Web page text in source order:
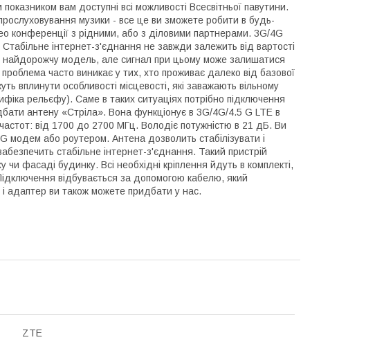
вам доступні всі можливості Всесвітньої павутини.
музики - все це ви зможете робити в будь-
конференції з рідними, або з діловими партнерами. 3G/4G
інтернет-з'єднання не завжди залежить від вартості
модель, але сигнал при цьому може залишатися
часто виникає у тих, хто проживає далеко від базової
вплинути особливості місцевості, які заважають вільному
рельєфу). Саме в таких ситуаціях потрібно підключення
антену «Стріла». Вона функціонує в 3G/4G/4.5 G LTE в
від 1700 до 2700 МГц. Володіє потужністю в 21 дБ. Ви
модем або роутером. Антена дозволить стабілізувати і
стабільне інтернет-з'єднання. Такий пристрій
фасаді будинку. Всі необхідні кріплення йдуть в комплекті,
відбувається за допомогою кабелю, який
адаптер ви також можете придбати у нас.
ZTE